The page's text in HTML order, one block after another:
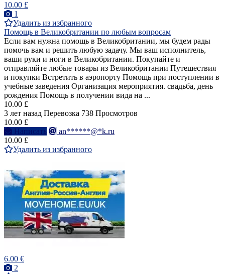
10.00 £
1
Удалить из избранного
Помощь в Великобритании по любым вопросам
Если вам нужна помощь в Великобритании, мы будем рады
помочь вам и решить любую задачу. Мы ваш исполнитель,
ваши руки и ноги в Великобритании. Покупайте и
отправляйте любые товары из Великобритании Путешествия
и покупки Встретить в аэропорту Помощь при поступлении в
учебные заведения Организация мероприятия. свадьба, день
рождения Помощь в получении вида на ...
10.00 £
3 лет назад Перевозка 738 Просмотров
10.00 £
Написать
an******@*k.ru
10.00 £
Удалить из избранного
6.00 €
2